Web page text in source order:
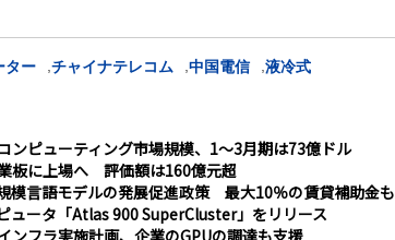
ター チャイナテレコム 中国電信 液冷式
ンピューティング市場規模、1～3月期は73億ドル
板に上場へ 評価額は160億元超
模言語モデルの発展促進政策 最大10％の賃貸補助金も
ュータ「Atlas 900 SuperCluster」をリリース